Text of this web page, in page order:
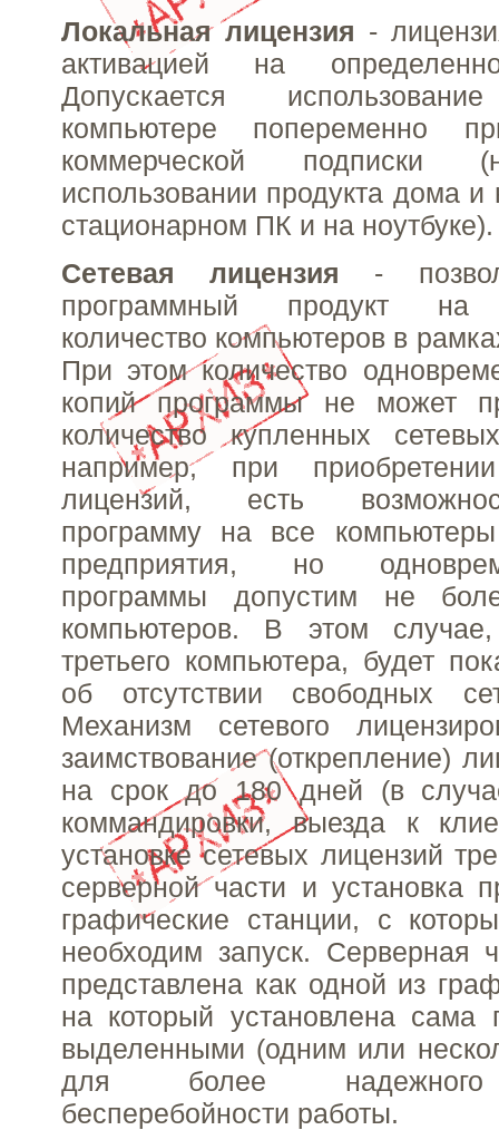
Локальная лицензия -
активацией на
Допускается
компьютере попеременно
коммерческой подписки
использовании продукта дома
стационарном ПК и на ноутбуке).
Сетевая лицензия -
программный продукт на
количество компьютеров в
При этом количество
копий программы не может
количество купленных
например, при
лицензий, есть
программу на все
предприятия, но
программы допустим не
компьютеров. В этом
третьего компьютера, будет
об отсутствии свободных
Механизм сетевого
заимствование (открепление)
на срок до 180 дней (в
коммандировки, выезда к
установке сетевых лицензий
серверной части и установка
графические станции, с
необходим запуск. Серверная
представлена как одной из
на который установлена сама
выделенными (одним или
для более надежного
бесперебойности работы.